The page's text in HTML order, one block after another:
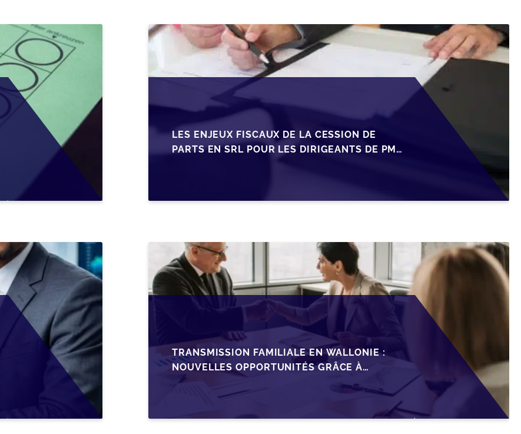
LES ENJEUX FISCAUX DE LA CESSION DE
PARTS EN SRL POUR LES DIRIGEANTS DE PME
TRANSMISSION FAMILIALE EN WALLONIE :
NOUVELLES OPPORTUNITÉS GRÂCE À
L’AJUSTEMENT FISCAL